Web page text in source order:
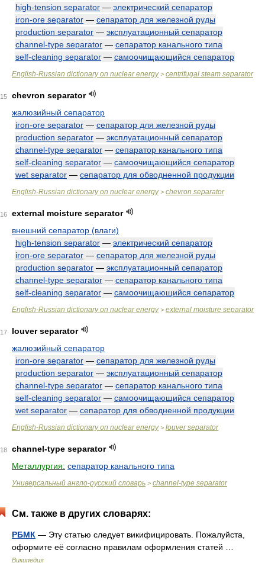
high-tension separator — электрический сепаратор
iron-ore separator — сепаратор для железной руды
production separator — эксплуатационный сепаратор
channel-type separator — сепаратор канального типа
self-cleaning separator — самоочищающийся сепаратор
English-Russian dictionary on nuclear energy> centrifugal steam separator
15
chevron separator
жалюзийный сепаратор
iron-ore separator — сепаратор для железной руды
production separator — эксплуатационный сепаратор
channel-type separator — сепаратор канального типа
self-cleaning separator — самоочищающийся сепаратор
wet separator — сепаратор для обводненной продукции
English-Russian dictionary on nuclear energy> chevron separator
16
external moisture separator
внешний сепаратор (влаги)
high-tension separator — электрический сепаратор
iron-ore separator — сепаратор для железной руды
production separator — эксплуатационный сепаратор
channel-type separator — сепаратор канального типа
self-cleaning separator — самоочищающийся сепаратор
English-Russian dictionary on nuclear energy> external moisture separator
17
louver separator
жалюзийный сепаратор
iron-ore separator — сепаратор для железной руды
production separator — эксплуатационный сепаратор
channel-type separator — сепаратор канального типа
self-cleaning separator — самоочищающийся сепаратор
wet separator — сепаратор для обводненной продукции
English-Russian dictionary on nuclear energy> louver separator
18
channel-type separator
Металлургия: сепаратор канального типа
Универсальный англо-русский словарь > channel-type separator
См. также в других словарях:
РБМК — Эту статью следует викифицировать. Пожалуйста,
оформите её согласно правилам оформления статей …
Википедия